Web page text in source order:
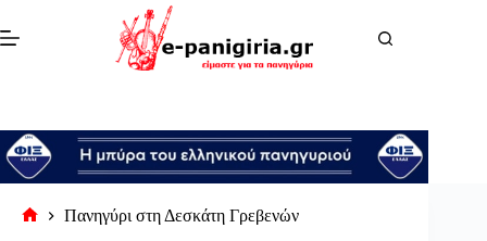
στο
περιεχόμενο
Πανηγύρι στη Δεσκάτη Γρεβενών